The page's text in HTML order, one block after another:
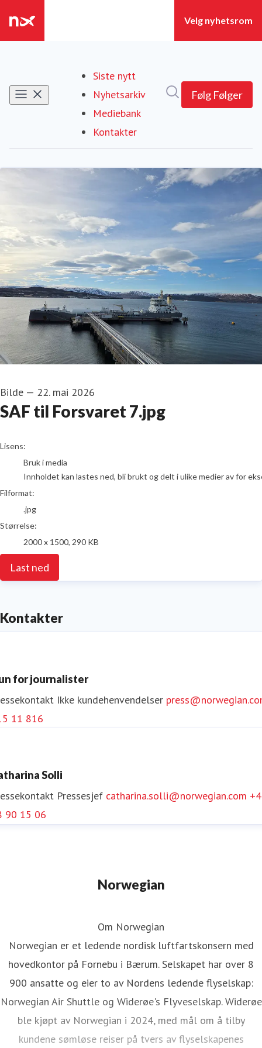
Siste nytt
Nyhetsarkiv
Mediebank
Kontakter
Følg Følger
Bilde — 22. mai 2026
SAF til Forsvaret 7.jpg
go to media item
Lisens:
Bruk i media
Innholdet kan lastes ned, bli brukt og delt i ulike medier av for
Filformat:
.jpg
Størrelse:
2000 x 1500, 290 KB
Last ned
Kontakter
for journalister
Ikke kundehenvendelser
11 816
Solli
Pressesjef catharina.solli@norwegian.com
90 15 06
Norwegian
Om Norwegian
Norwegian er et ledende nordisk luftfartskonsern med
hovedkontor på Fornebu i Bærum. Selskapet har over 8
900 ansatte og eier to av Nordens ledende flyselskap:
Norwegian Air Shuttle og Widerøe's Flyveselskap. Widerøe
ble kjøpt av Norwegian i 2024, med mål om å tilby
kundene sømløse reiser på tvers av flyselskapenes